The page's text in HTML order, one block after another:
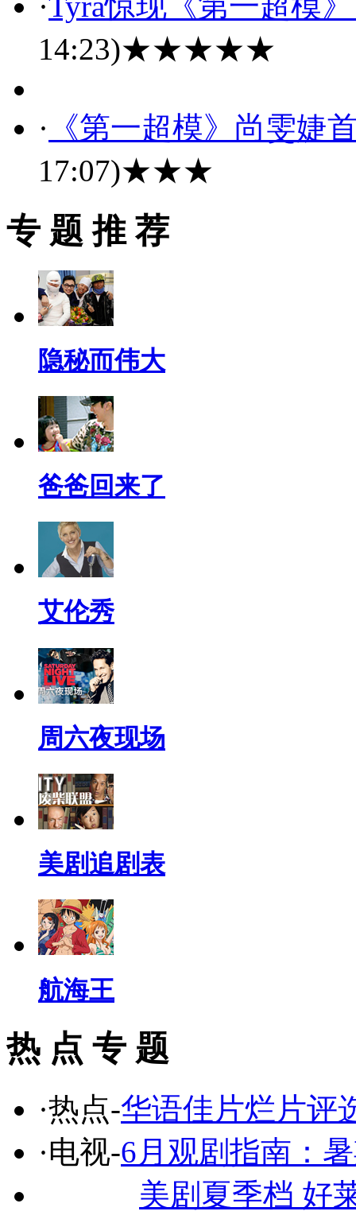
14:23)★★★★★
· 《第一超模》尚雯婕
17:07)★★★
专 题 推 荐
隐秘而伟大
爸爸回来了
艾伦秀
周六夜现场
美剧追剧表
航海王
热 点 专 题
·热点-华语佳片烂片评
·电视-6月观剧指南：
美剧夏季档 好